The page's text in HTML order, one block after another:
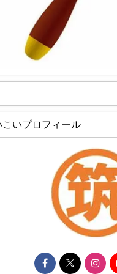
こいプロフィール